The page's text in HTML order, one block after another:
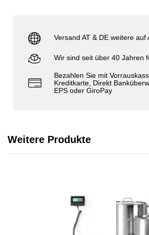
Versand AT & DE weitere auf
Wir sind seit über 40 Jahren
Bezahlen Sie mit
Kreditkarte, Direkt
EPS oder GiroPay
Weitere Produkte